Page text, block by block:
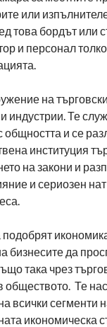
или
това бордът или
и персонал
на
Те
общността и се
институция
на закони и
и сериозен
бизнесите да
така чрез
обществото. Те
всички сегменти
икономическа